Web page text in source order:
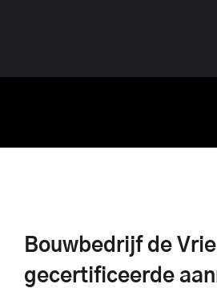
Bouwbedrijf de
gecertificeerde